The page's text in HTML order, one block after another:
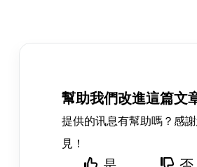
幫助我們改進這篇文
提供的讯息有幫助嗎？感
見！